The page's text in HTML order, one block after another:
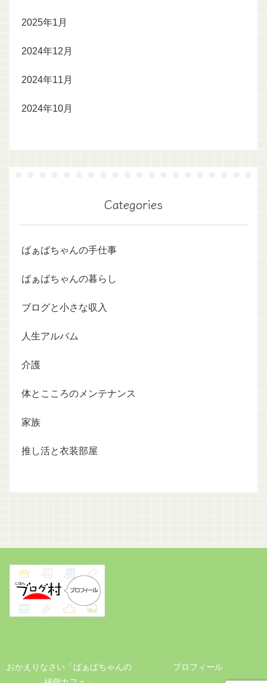
2025年1月
2024年12月
2024年11月
2024年10月
Categories
ばぁばちゃんの手仕事
ばぁばちゃんの暮らし
ブログと小さな収入
人生アルバム
介護
体とこころのメンテナンス
家族
推し活と衣装部屋
おかえりなさい「ばぁばちゃんの
プロフィール